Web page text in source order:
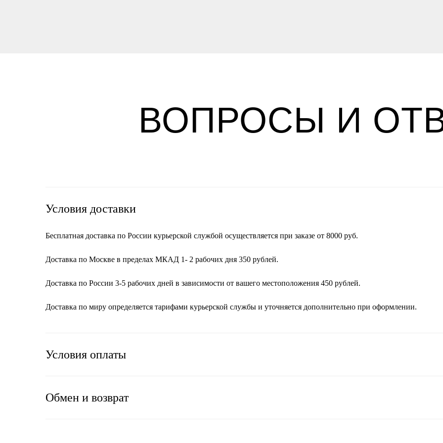
ВОПРОСЫ И
Условия доставки
Бесплатная доставка по России курьерской службой осуществляется при заказе от 8000 руб.
Доставка по Москве в пределах МКАД 1- 2 рабочих дня 350 рублей.
Доставка по России 3-5 рабочих дней в зависимости от вашего местоположения 450 рублей.
Доставка по миру определяется тарифами курьерской службы и уточняется дополнительно при оформлении.
Условия оплаты
Обмен и возврат